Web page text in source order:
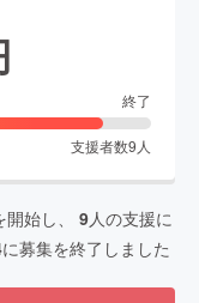
終了
支援者数9 人
始し、 9人の支援に
に募集を終了しました